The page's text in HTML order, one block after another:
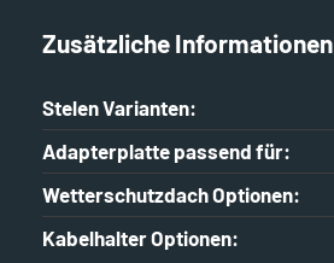
Zusätzliche Informationen
Stelen Varianten:
Adapterplatte passend für:
Wetterschutzdach Optionen:
Kabelhalter Optionen: